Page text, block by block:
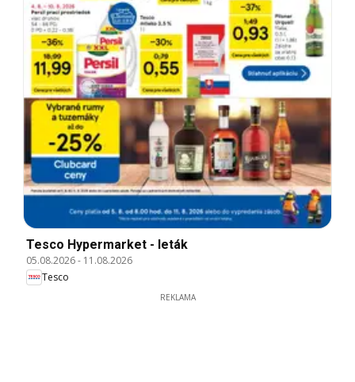
Tesco Hypermarket - leták
05.08.2026- 11.08.2026
Tesco
REKLAMA